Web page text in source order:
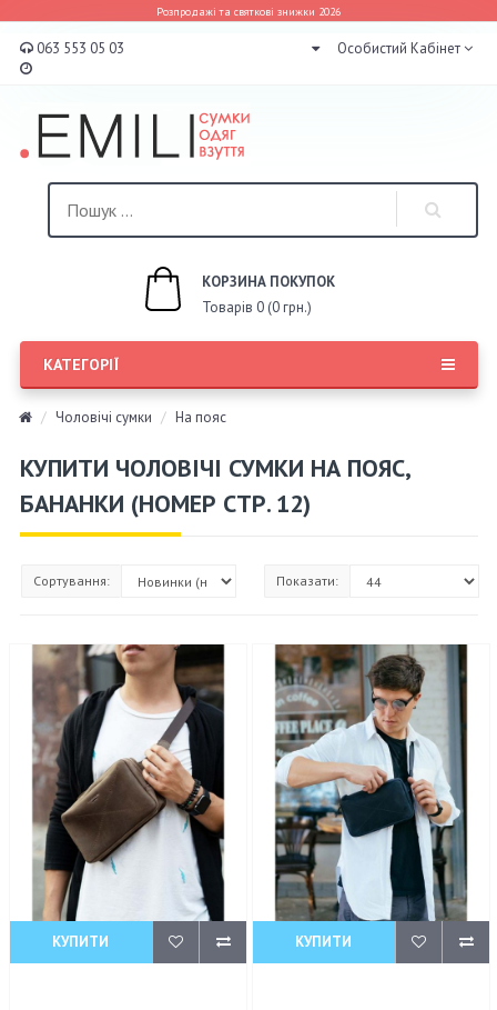
Розпродажі та святкові знижки 2026
063 553 05 03 Особистий Кабінет
КОРЗИНА ПОКУПОК
Товарів 0 (0 грн.)
КАТЕГОРІЇ
Чоловічі сумки На пояс
КУПИТИ ЧОЛОВІЧІ СУМКИ НА ПОЯС,
БАНАНКИ (НОМЕР СТР. 12)
Сортування: Показати:
КУПИТИ КУПИТИ